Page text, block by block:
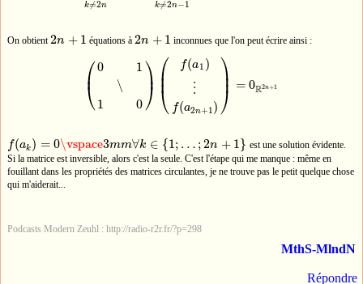
k≠2n k≠2n−1
On obtient2n + 1
2n+ 1 équations à2n + 1
2n+ 1 inconnues que l'on peut écrire ainsi :
⎛
⎝
⎜ 0
1
∖
1
0
⎞
⎠⎟ ⎛
⎝
⎜⎜
f(a1 )
⋮
f(a2n+1 )
⎞
⎠⎟⎟ = 0R2n+1
01 f( 1) n R n+ 1
f(ak ) = 0\vspace3mm∀k ∈ {1; … ;2n + 1}
f(ak)= 0 \vspace3mm∀k∈{1;…;2n+1 }
est une solution évidente.
Si la matrice est inversible, alors c'est la seule. C'est l'étape qui me manque : même en
fouillant dans les propriétés des matrices circulantes, je ne trouve pas le petit quelque chose
qui m'aiderait...
Podcasts Modern Zeuhl : http://radio-r2r.fr/?p=298
MthS-MlndN
Répondre